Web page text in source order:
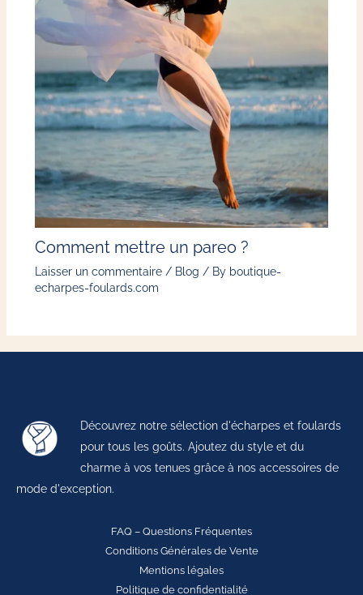
Comment mettre un pareo ?
Laisser un commentaire / Blog / By boutique-
echarpes-foulards.com
Découvrez notre sélection d'écharpes et foulards
pour tous les goûts. Ajoutez du style et du
charme à vos tenues grâce à nos accessoires de
mode d'exception.
FAQ – Questions Fréquentes
Conditions Générales de Vente
Mentions légales
Politique de confidentialité